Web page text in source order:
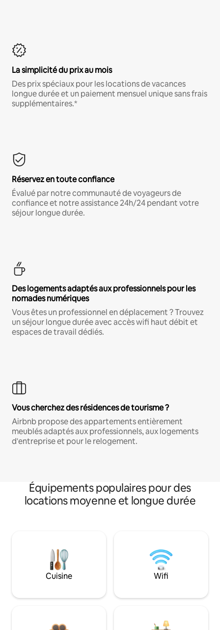
La simplicité du prix au mois
Des prix spéciaux pour les locations de vacances
longue durée et un paiement mensuel unique sans frais
supplémentaires.*
Réservez en toute confiance
Évalué par notre communauté de voyageurs de
confiance et notre assistance 24h/24 pendant votre
séjour longue durée.
Des logements adaptés aux professionnels pour les
nomades numériques
Vous êtes un professionnel en déplacement ? Trouvez
un séjour longue durée avec accès wifi haut débit et
espaces de travail dédiés.
Vous cherchez des résidences de tourisme ?
Airbnb propose des appartements entièrement
meublés adaptés aux professionnels, aux logements
d'entreprise et pour le relogement.
Équipements populaires pour des
locations moyenne et longue durée
Cuisine Wifi